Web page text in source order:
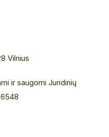
Vilnius
ir saugomi Juridinių